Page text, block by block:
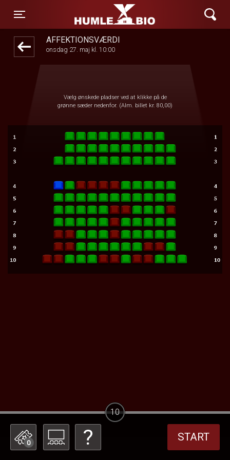
Toggle navigation
Humle Bio
AFFEKTIONSVÆRDI
onsdag 27. maj kl. 10:00
Vælg ønskede pladser ved at klikke på de
grønne sæder nedenfor. (Alm. billet kr. 80,00)
0 START
10
front03-cc 090349